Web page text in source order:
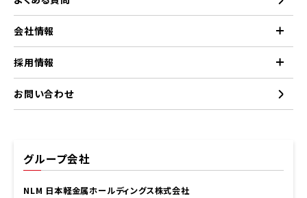
会社情報
採用情報
お問い合わせ
グループ会社
NLM 日本軽金属ホールディングス株式会社